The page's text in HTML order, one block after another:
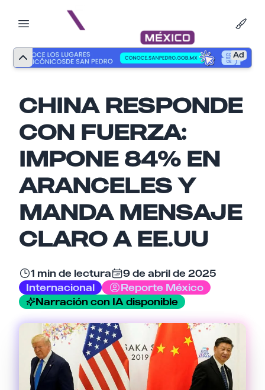
Ad
CHINA RESPONDE
CON FUERZA:
IMPONE 84% EN
ARANCELES Y
MANDA MENSAJE
CLARO A EE.UU
1 min de lectura
9 de abril de 2025
Internacional
Reporte México
Narración con IA disponible
Nombre